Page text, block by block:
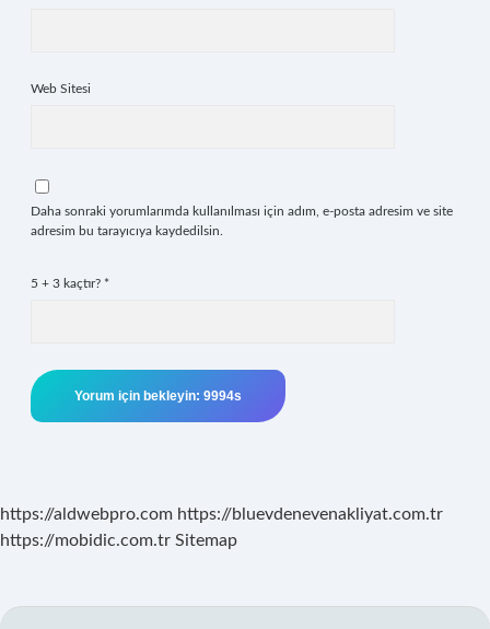
Web Sitesi
Daha sonraki yorumlarımda kullanılması için adım, e-posta adresim ve site
adresim bu tarayıcıya kaydedilsin.
5 + 3 kaçtır? *
https://aldwebpro.com https://bluevdenevenakliyat.com.tr
https://mobidic.com.tr Sitemap